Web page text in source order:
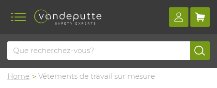
Home Vêtements de travail sur mesure